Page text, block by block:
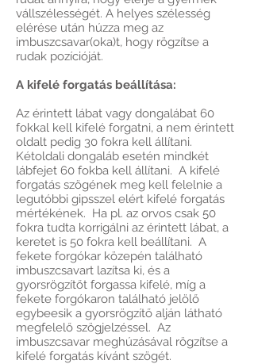
vállszélességét. A helyes szélesség
elérése után húzza meg az
imbuszcsavar(oka)t, hogy rögzítse a
rudak pozícióját.
A kifelé forgatás beállítása:
Az érintett lábat vagy dongalábat 60
fokkal kell kifelé forgatni, a nem érintett
oldalt pedig 30 fokra kell állítani.
Kétoldali dongaláb esetén mindkét
lábfejet 60 fokba kell állítani. A kifelé
forgatás szögének meg kell felelnie a
legutóbbi gipsszel elért kifelé forgatás
mértékének. Ha pl. az orvos csak 50
fokra tudta korrigálni az érintett lábat, a
keretet is 50 fokra kell beállítani. A
fekete forgókar közepén található
imbuszcsavart lazítsa ki, és a
gyorsrögzítőt forgassa kifelé, míg a
fekete forgókaron található jelölő
egybeesik a gyorsrögzítő alján látható
megfelelő szögjelzéssel. Az
imbuszcsavar meghúzásával rögzítse a
kifelé forgatás kívánt szögét.